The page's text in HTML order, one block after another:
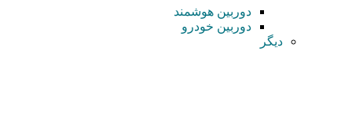
دوربین هوشمند
دوربین خودرو
دیگر